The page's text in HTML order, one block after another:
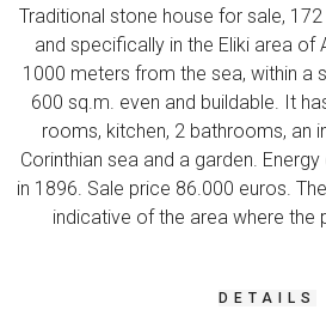
Traditional stone house for sale,
and specifically in the Eliki area of
1000 meters from the sea, within a
600 sq.m. even and buildable. It
rooms, kitchen, 2 bathrooms, an
Corinthian sea and a garden.
in 1896. Sale price 86.000 euros.
indicative of the area where the
DETAILS